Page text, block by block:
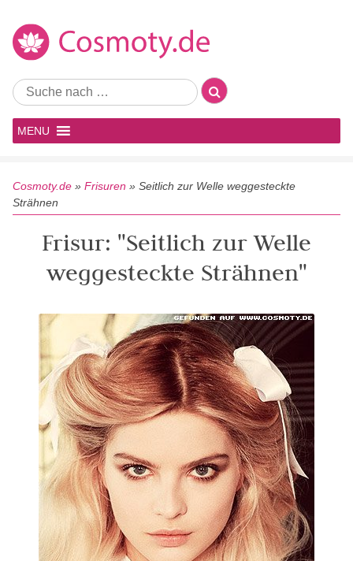
MENU
Cosmoty.de » Frisuren » Seitlich zur Welle weggesteckte
Strähnen
Frisur: "Seitlich zur Welle
weggesteckte Strähnen"